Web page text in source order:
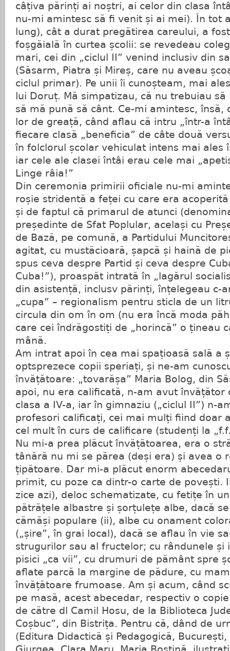
câțiva părinți ai noștri, ai celor din clasa
nu-mi amintesc să fi venit și ai mei). În tot
lung), cât a durat pregătirea careului, a
foșgăială în curtea școlii: se revedeau
mari, cei din „ciclul II” venind inclusiv din
(Săsarm, Piatra și Mireș, care nu aveau
ciclul primar). Pe unii îi cunoșteam, mai
lui Doruț. Mă simpatizau, că nu trebuiau
să mă pună să cânt. Ce-mi amintesc, însă,
lor de greață, când aflau că intru „într-a
fiecare clasă „beneficia” de câte două
în folclorul școlar vehiculat intens mai ales
iar cele ale clasei întâi erau cele mai
Linge râia!”
Din ceremonia primirii oficiale nu-mi
roșie stridentă a feței cu care era
și de faptul că primarul de atunci
președinte de Sfat Poplular, același cu
de Bază, pe comună, a Partidului
agitat, cu mustăcioară, șapcă și haină de
spus ceva despre Partid și ceva despre
Cuba!”), proaspăt intrată în „lagărul
din asistență, inclusv părinți, înțelegeau c-
„cupa” – regionalism pentru sticla de un
circula din om în om (nu era încă moda
care cei îndrăgostiți de „horincă” o țineau
mână.
Am intrat apoi în cea mai spațioasă sală a
optsprezece copii speriați, și ne-am
învățătoare: „tovarășa” Maria Bolog, din
apoi, nu era calificată, n-am avut învățător
clasa a IV-a, iar în gimnaziu („ciclul II”) n-
profesori calificați, cei mai mulți fiind doar
cel mult în curs de calificare (studenți la
Nu mi-a prea plăcut învățătoarea, era o
tânără nu mi se părea (deși era) și avea o
țipătoare. Dar mi-a plăcut enorm
primit, cu poze ca dintr-o carte de povești.
zice azi), deloc schematizate, cu fetițe în
pătrățele albastre și șorțulețe albe, dacă
cămăși populare (ii), albe cu onament
(„șire”, în grai local), dacă se aflau în vie
strugurilor sau al fructelor; cu rândunele și
pisici „ca vii”, cu drumuri de pământ spre
aflate parcă la margine de pădure, cu
învățătoare frumoase. Am și acum, când
pe masă, acest abecedar, respectiv o
de către dl Camil Hosu, de la Biblioteca
Coșbuc”, din Bistrița. Pentru că, dând de
(Editura Didactică și Pedagogică,